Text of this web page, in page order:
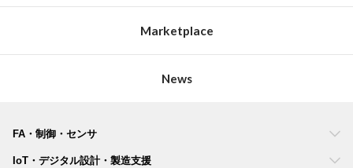
Marketplace
News
FA・制御・センサ
IoT・デジタル設計・製造支援